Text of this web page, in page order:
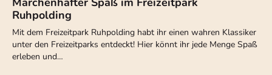
Ruhpolding
Mit dem Freizeitpark Ruhpolding habt ihr einen wahren Klassiker
unter den Freizeitparks entdeckt! Hier könnt ihr jede Menge Spaß
erleben und…